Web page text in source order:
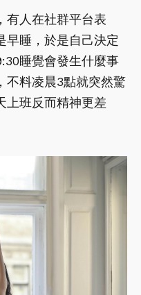
有人在社群平台表
早睡，於是自己決定
睡覺會發生什麼事
不料凌晨3點就突然驚
上班反而精神更差